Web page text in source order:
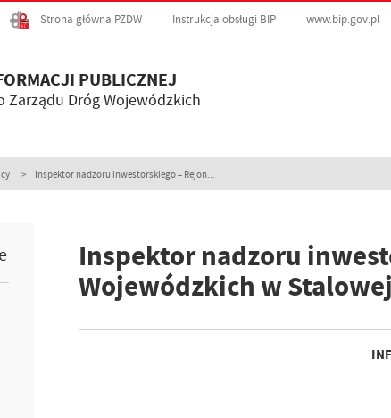
Strona główna PZDW Instrukcja obsługi BIP www.bip.gov.pl
PUBLICZNEJ
Zarządu Dróg Wojewódzkich
Inspektor nadzoru inwestorskiego – Rejon...
Inspektor nadzoru
Wojewódzkich w